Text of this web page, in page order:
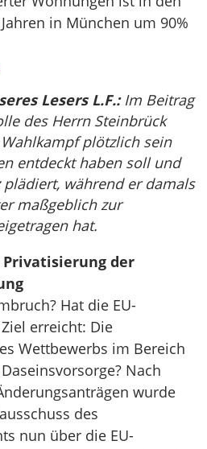
in München um 90%
Lesers L.F.:Im Beitrag
des Herrn Steinbrück
plötzlich sein
entdeckt haben soll und
während er damals
maßgeblich zur
hat.
der
Hat die EU-
erreicht: Die
Wettbewerbs im Bereich
Nach
wurde
des
nun über die EU-